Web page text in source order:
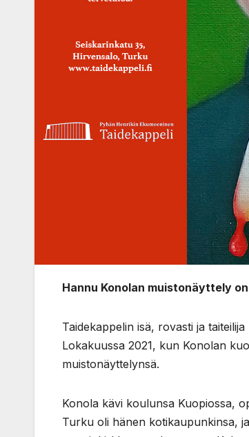
Hannu Konolan muistonäyttely
Taidekappelin isä, rovasti ja
Lokakuussa 2021, kun Konolan
muistonäyttelynsä.
Konola kävi koulunsa Kuopiossa,
Turku oli hänen kotikaupunkinsa,